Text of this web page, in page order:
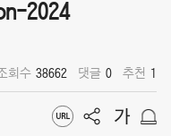
2024
회수 38662 댓글 0 추천 1